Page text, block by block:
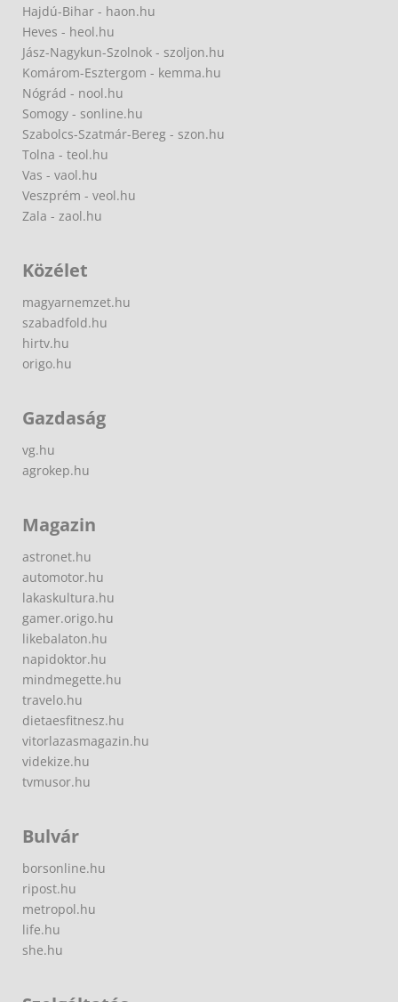
Hajdú-Bihar - haon.hu
Heves - heol.hu
Jász-Nagykun-Szolnok - szoljon.hu
Komárom-Esztergom - kemma.hu
Nógrád - nool.hu
Somogy - sonline.hu
Szabolcs-Szatmár-Bereg - szon.hu
Tolna - teol.hu
Vas - vaol.hu
Veszprém - veol.hu
Zala - zaol.hu
Közélet
magyarnemzet.hu
szabadfold.hu
hirtv.hu
origo.hu
Gazdaság
vg.hu
agrokep.hu
Magazin
astronet.hu
automotor.hu
lakaskultura.hu
gamer.origo.hu
likebalaton.hu
napidoktor.hu
mindmegette.hu
travelo.hu
dietaesfitnesz.hu
vitorlazasmagazin.hu
videkize.hu
tvmusor.hu
Bulvár
borsonline.hu
ripost.hu
metropol.hu
life.hu
she.hu